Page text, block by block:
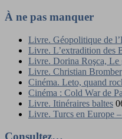
À ne pas manquer
Livre. Géopolitique de
Livre. L’extradition des
Livre. Dorina Roşca,
Livre. Christian
Cinéma. Leto, quand
Cinéma : Cold War de
Livre. Itinéraires baltes
Livre. Turcs en Europe
Consultez…